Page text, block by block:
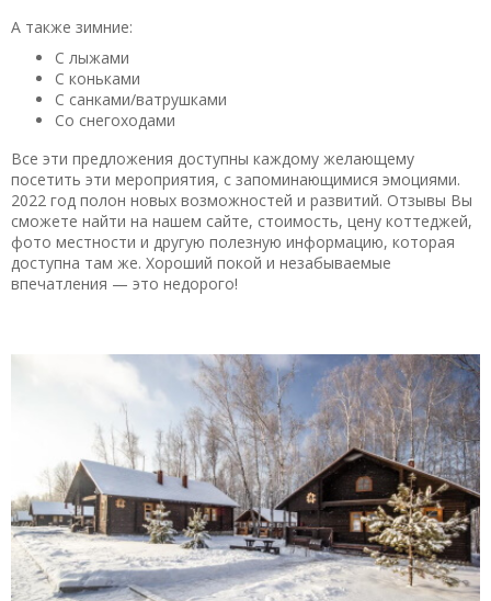
А также зимние:
С лыжами
С коньками
С санками/ватрушками
Со снегоходами
Все эти предложения доступны каждому желающему
посетить эти мероприятия, с запоминающимися эмоциями.
2022 год полон новых возможностей и развитий. Отзывы Вы
сможете найти на нашем сайте, стоимость, цену коттеджей,
фото местности и другую полезную информацию, которая
доступна там же. Хороший покой и незабываемые
впечатления — это недорого!